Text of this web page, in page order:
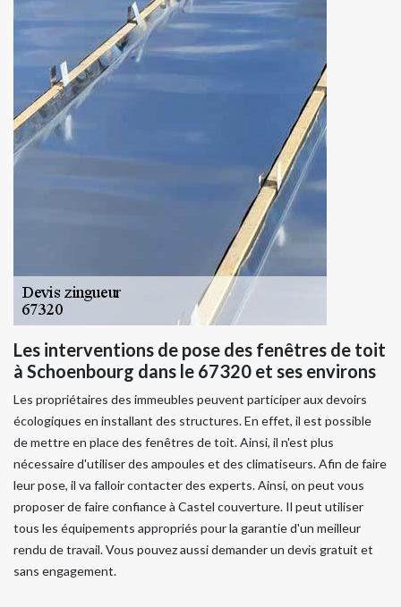
Les interventions de pose des fenêtres de toit
à Schoenbourg dans le 67320 et ses environs
Les propriétaires des immeubles peuvent participer aux devoirs
écologiques en installant des structures. En effet, il est possible
de mettre en place des fenêtres de toit. Ainsi, il n'est plus
nécessaire d'utiliser des ampoules et des climatiseurs. Afin de faire
leur pose, il va falloir contacter des experts. Ainsi, on peut vous
proposer de faire confiance à Castel couverture. Il peut utiliser
tous les équipements appropriés pour la garantie d'un meilleur
rendu de travail. Vous pouvez aussi demander un devis gratuit et
sans engagement.